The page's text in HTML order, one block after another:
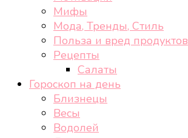
Мифы
Мода, Тренды, Стиль
Польза и вред продуктов
Рецепты
Салаты
Гороскоп на день
Близнецы
Весы
Водолей